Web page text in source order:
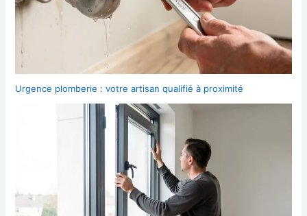
Urgence plomberie : votre artisan qualifié à proximité